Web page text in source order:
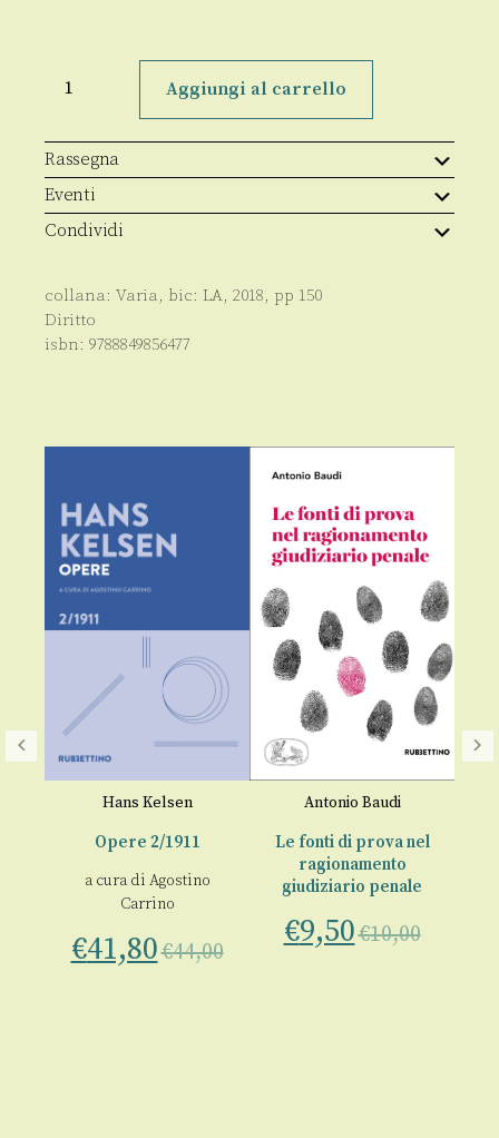
ragione
quantità
Aggiungi al carrello
Rassegna
Eventi
Condividi
collana: Varia, bic: LA, 2018, pp 150
Diritto
isbn: 9788849856477
Hans Kelsen
Opere 2/1911
a cura di Agostino
Carrino
€41,80€44,00
Antonio Baudi
Le fonti di prova nel
ragionamento
giudiziario penale
€9,50€10,00